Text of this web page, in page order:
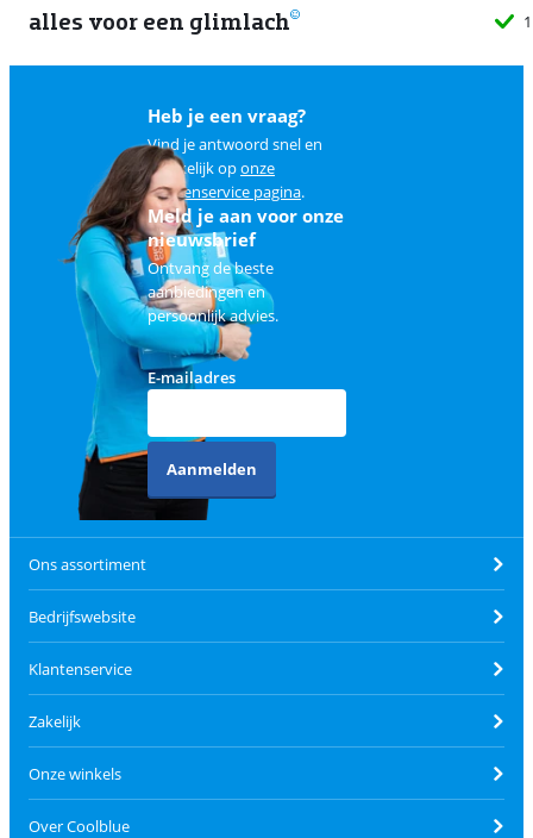
alles voor een glimlach
Heb je een vraag?
Vind je antwoord snel en
makkelijk oponze
klantenservice pagina.
Meld je aan voor onze
nieuwsbrief
Ontvang de beste
aanbiedingen en
persoonlijk advies.
E-mailadres
Aanmelden
Ons assortiment
Bedrijfswebsite
Klantenservice
Zakelijk
Onze winkels
Over Coolblue